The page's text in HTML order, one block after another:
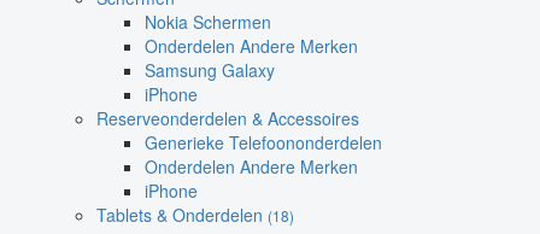
Nokia Schermen
Onderdelen Andere Merken
Samsung Galaxy
iPhone
Reserveonderdelen & Accessoires
Generieke Telefoononderdelen
Onderdelen Andere Merken
iPhone
Tablets & Onderdelen (18)